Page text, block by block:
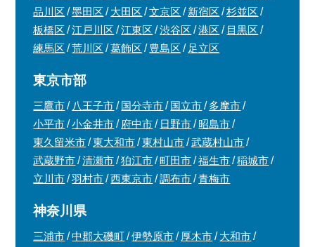
品川区
墨田区 大田区 文京区 新宿区
杉並区
板橋区
江戸川区 江東区 渋谷区 港区
目黒区
練馬区
荒川区 葛飾区 豊島区 足立区
東京市部
三鷹市 八王子市 国分寺市 国立市
多摩市
小平市
小金井市 府中市 日野市
昭島市
東久留米市
東大和市 東村山市
武蔵村山市
武蔵野市
清瀬市 狛江市 町田市 福生市
稲城市
立川市
羽村市 西東京市 調布市 青梅市
神奈川県
三浦市 中郡大磯町 伊勢原市 厚木市
大和市